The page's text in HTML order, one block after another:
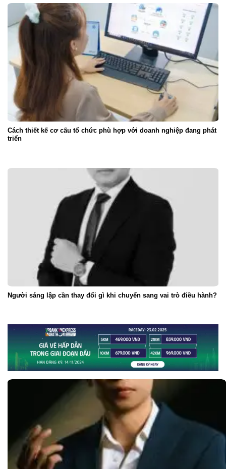
Cách thiết kế cơ cấu tổ chức phù hợp với doanh nghiệp đang phát
triển
Người sáng lập cần thay đổi gì khi chuyển sang vai trò điều hành?